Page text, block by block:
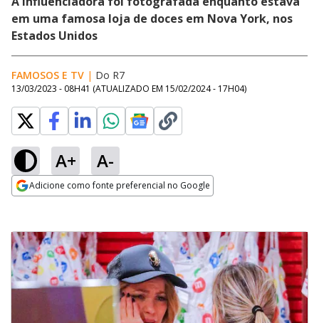
em uma famosa loja de doces em Nova York, nos
Estados Unidos
FAMOSOS E TV | Do R7
13/03/2023 - 08H41 (ATUALIZADO EM 15/02/2024 - 17H04)
A+ A-
Adicione como fonte preferencial no Google